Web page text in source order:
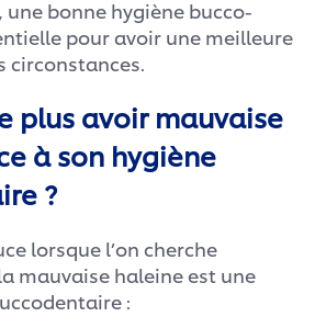
une bonne hygiène bucco-
pour avoir une meilleure
circonstances.
plus avoir mauvaise
à son hygiène
?
lorsque l’on cherche
mauvaise haleine est une
: